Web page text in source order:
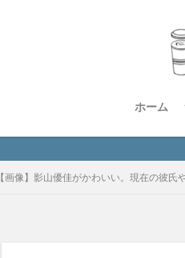
ホーム
【画像】影山優佳がかわいい。現在の彼氏